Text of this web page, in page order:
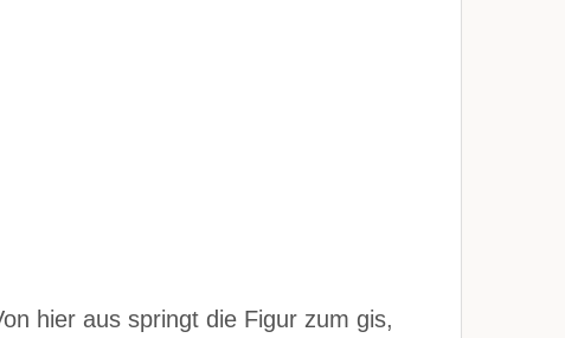
hier aus springt die Figur zum gis,